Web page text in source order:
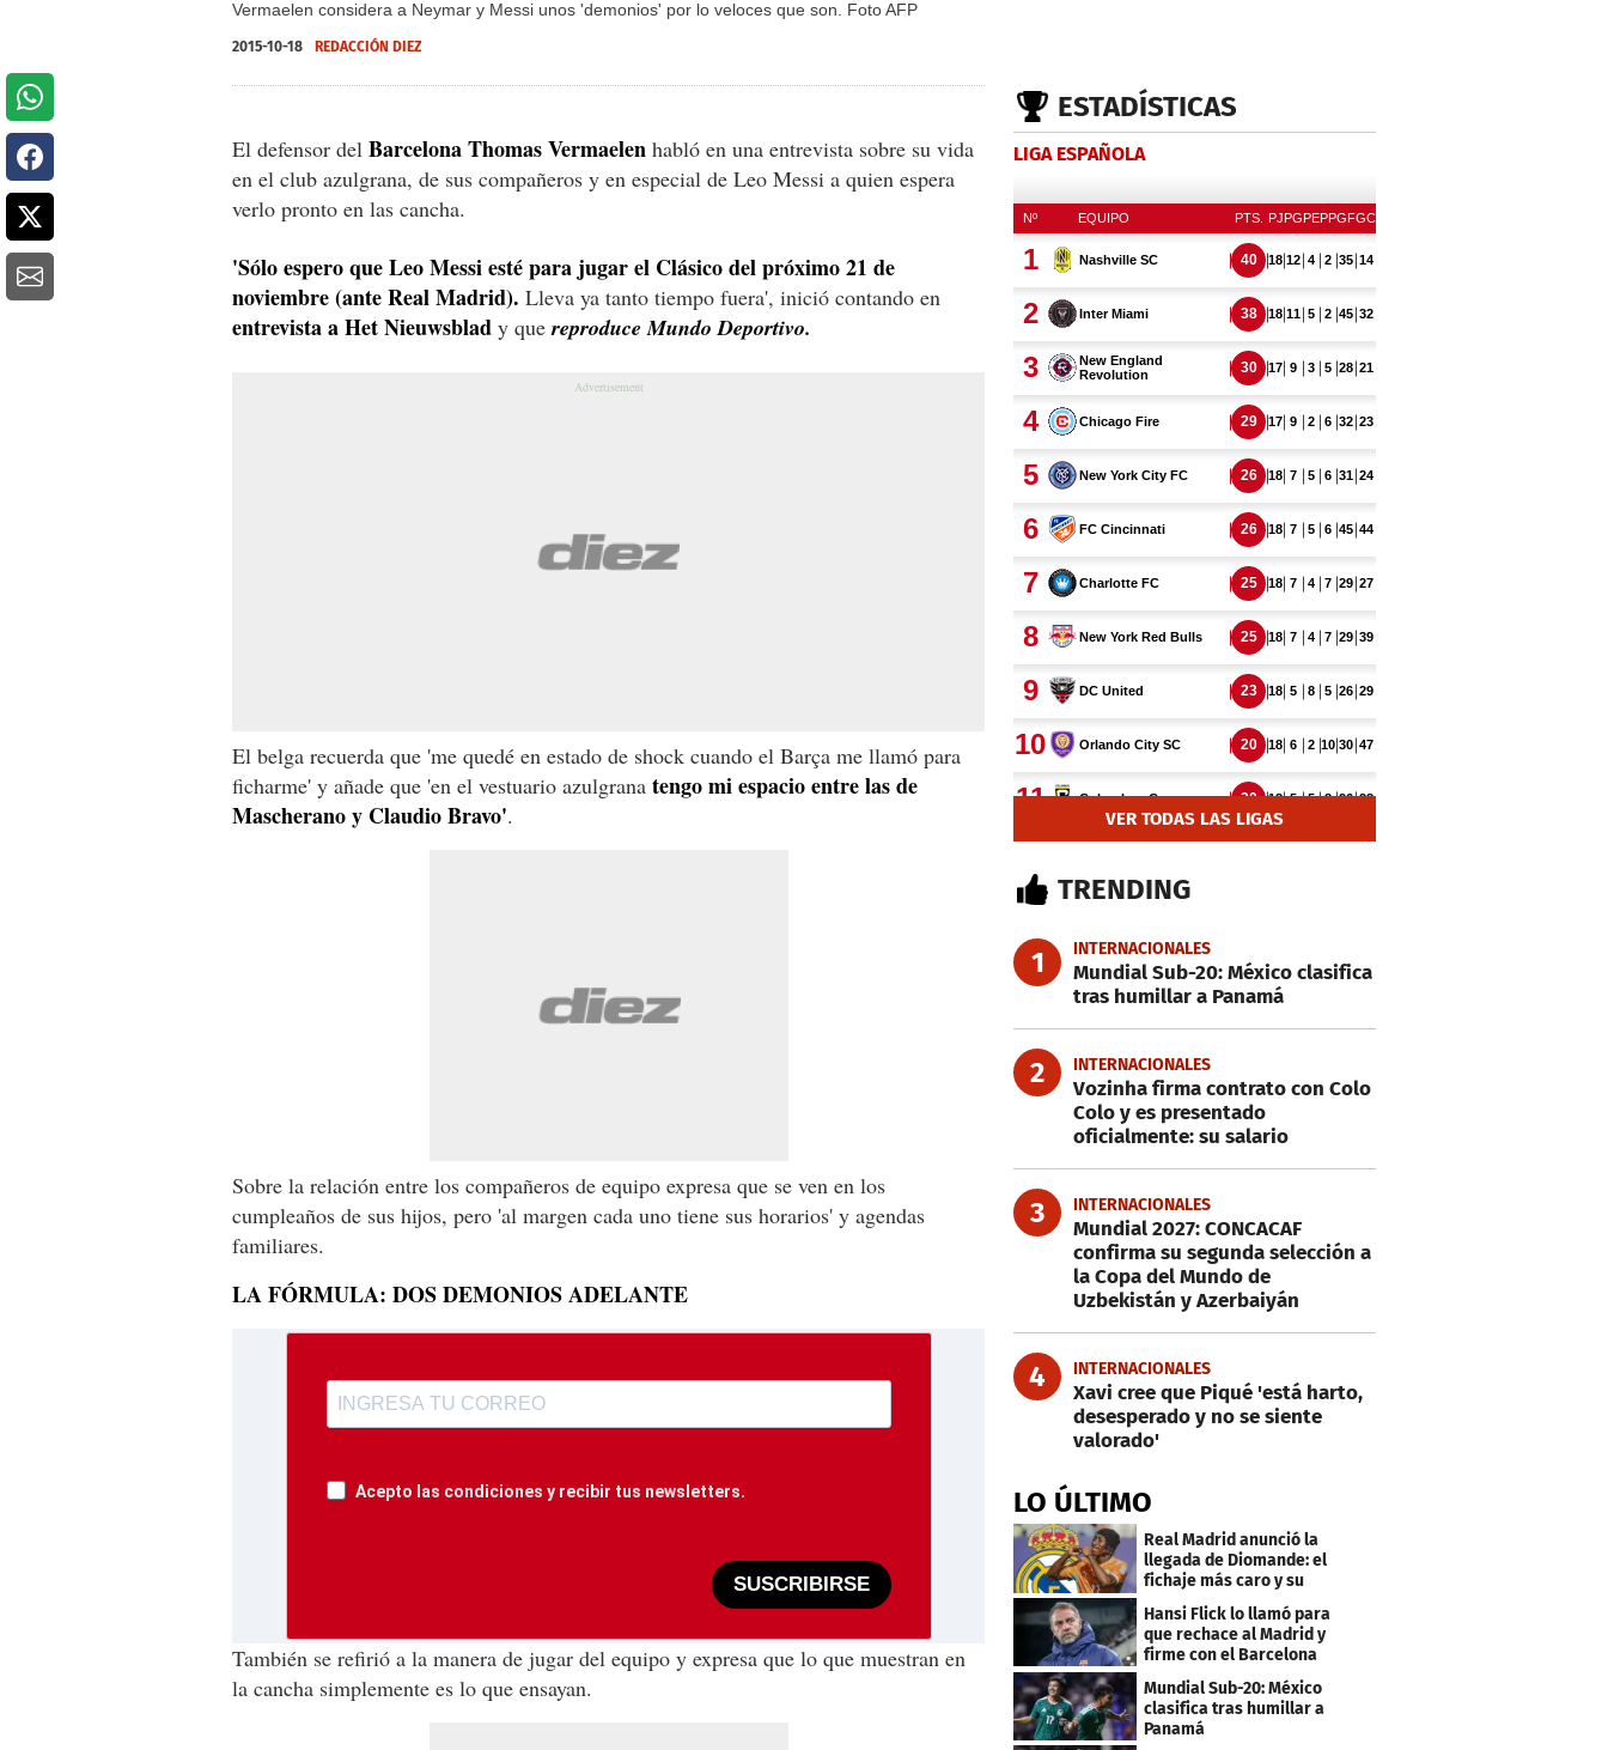
Vermaelen considera a Neymar y Messi unos 'demonios' por lo veloces que son. Foto AFP
2015-10-18 REDACCIÓN DIEZ
El defensor del Barcelona Thomas Vermaelen habló en una entrevista sobre su vida
en el club azulgrana, de sus compañeros y en especial de Leo Messi a quien espera
verlo pronto en las cancha.
'Sólo espero que Leo Messi esté para jugar el Clásico del próximo 21 de
noviembre (ante Real Madrid). Lleva ya tanto tiempo fuera', inició contando en
entrevista a Het Nieuwsblad y quereproduce Mundo Deportivo.
El belga recuerda que 'me quedé en estado de shock cuando el Barça me llamó para
ficharme' y añade que 'en el vestuario azulgrana tengo mi espacio entre las de
Mascherano y Claudio Bravo'.
Sobre la relación entre los compañeros de equipo expresa que se ven en los
cumpleaños de sus hijos, pero 'al margen cada uno tiene sus horarios' y agendas
familiares.
LA FÓRMULA: DOS DEMONIOS ADELANTE
Acepto las condiciones y recibir tus newsletters.
SUSCRIBIRSE
También se refirió a la manera de jugar del equipo y expresa que lo que muestran en
la cancha simplemente es lo que ensayan.
ESTADÍSTICAS
LIGA ESPAÑOLA
VER TODAS LAS LIGAS
TRENDING
1 INTERNACIONALES
Mundial Sub-20: México clasifica
tras humillar a Panamá
2 INTERNACIONALES
Vozinha firma contrato con Colo
Colo y es presentado
oficialmente: su salario
3 INTERNACIONALES
Mundial 2027: CONCACAF
confirma su segunda selección a
la Copa del Mundo de
Uzbekistán y Azerbaiyán
4 INTERNACIONALES
Xavi cree que Piqué 'está harto,
desesperado y no se siente
valorado'
LO ÚLTIMO
Real Madrid anunció la
llegada de Diomande: el
fichaje más caro y su
contrato
Hansi Flick lo llamó para
que rechace al Madrid y
firme con el Barcelona
Mundial Sub-20: México
clasifica tras humillar a
Panamá